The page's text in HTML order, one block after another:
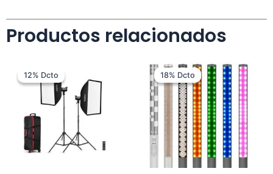
Productos relacionados
12% Dcto
12% Dcto
original
era:
$ 2.499.000.
actual
es:
$ 2.199.000.
18% Dcto
18% Dctoprecio
original
era:
$ 649.000.
precio
actual
es:
$ 529.000.